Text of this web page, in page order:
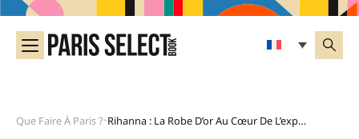
Que Faire À Paris ?• Rihanna : La Robe D’or Au Cœur De L’exposition « J’adore »